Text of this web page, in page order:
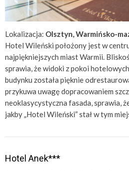
Lokalizacja: Olsztyn, Warmińsko-
Hotel Wileński położony jest w
najpiękniejszych miast Warmii.
sprawia, że widoki z pokoi
budynku została pięknie
przykuwa uwagę dopracowaniem
neoklasycystyczna fasada, sprawia,
jakby „Hotel Wileński” stał w tym
Hotel Anek***